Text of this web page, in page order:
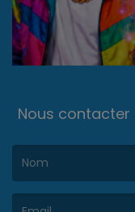
Nous contacter